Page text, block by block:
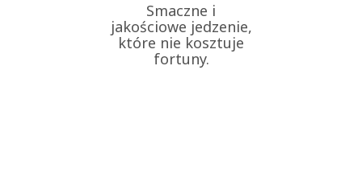
Smaczne i
jakościowe jedzenie,
które nie kosztuje
fortuny.